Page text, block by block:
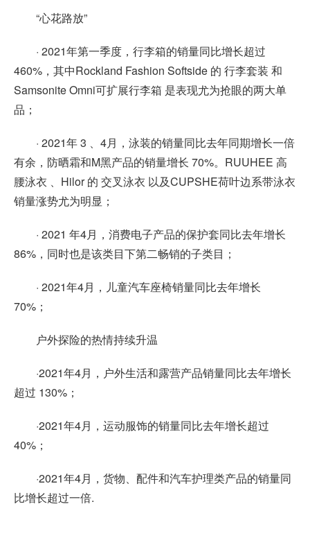
“心花路放”
· 2021年第一季度，行李箱的销量同比增长超过
460%，其中Rockland Fashion Softside 的 行李套装 和
Samsonite Omni可扩展行李箱 是表现尤为抢眼的两大单
品；
· 2021年 3 、4月，泳装的销量同比去年同期增长一倍
有余，防晒霜和M黑产品的销量增长 70%。RUUHEE 高
腰泳衣 、Hilor 的 交叉泳衣 以及CUPSHE荷叶边系带泳衣
销量涨势尤为明显；
· 2021 年4月，消费电子产品的保护套同比去年增长
86%，同时也是该类目下第二畅销的子类目；
· 2021年4月，儿童汽车座椅销量同比去年增长
70%；
户外探险的热情持续升温
·2021年4月，户外生活和露营产品销量同比去年增长
超过 130%；
·2021年4月，运动服饰的销量同比去年增长超过
40%；
·2021年4月，货物、配件和汽车护理类产品的销量同
比增长超过一倍.